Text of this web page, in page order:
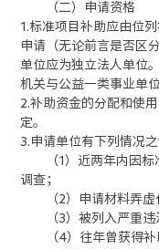
（二）申请资格
1.标准项目补助应由位
申请（无论前言是否区
单位应为独立法人单位
机关与公益一类事业单
2.补助资金的分配和使
定。
3.申请单位有下列情况
（1）近两年内因标
调查；
（2）申请材料弄虚
（3）被列入严重违
（4）往年曾获得补